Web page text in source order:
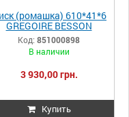
(ромашка) 610*41*6
GREGOIRE BESSON
851000898
Код: 851000898
В наличии
3 930,00 грн.
Купить